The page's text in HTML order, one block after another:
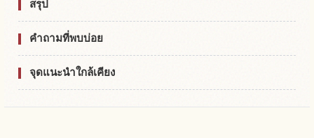
สรุป
คำถามที่พบบ่อย
จุดแนะนำใกล้เคียง